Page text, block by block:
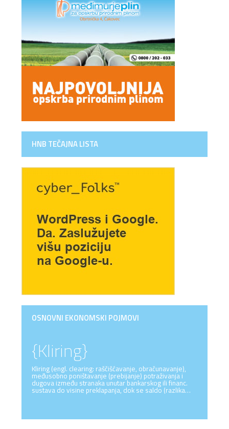
HNB TEČAJNA LISTA
OSNOVNI EKONOMSKI POJMOVI
{Kliring}
Kliring (engl. clearing: raščišćavanje, obračunavanje),
međusobno poništavanje (prebijanje) potraživanja i
dugova između stranaka unutar bankarskog ili financ.
sustava do visine preklapanja, dok se saldo (razlika…